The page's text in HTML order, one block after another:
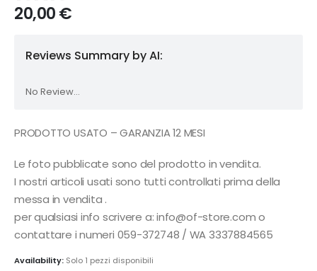
20,00€
Reviews Summary by AI:
No Review...
PRODOTTO USATO – GARANZIA 12 MESI
Le foto pubblicate sono del prodotto in vendita.
I nostri articoli usati sono tutti controllati prima della
messa in vendita .
per qualsiasi info scrivere a: info@of-store.com o
contattare i numeri 059-372748 / WA 3337884565
Availability: Solo 1 pezzi disponibili